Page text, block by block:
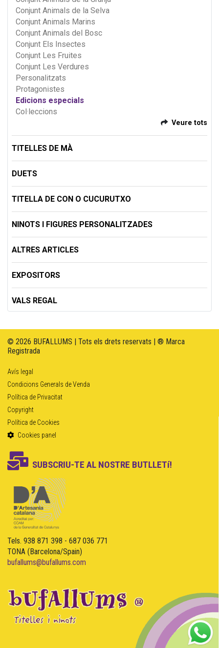
Conjunt Animals de la Selva
Conjunt Animals Marins
Conjunt Animals del Bosc
Conjunt Els Insectes
Conjunt Les Fruites
Conjunt Les Verdures
Personalitzats
Protagonistes
Edicions especials
Col·leccions
Veure tots
TITELLES DE MÀ
DUETS
TITELLA DE CON O CUCURUTXO
NINOTS I FIGURES PERSONALITZADES
ALTRES ARTICLES
EXPOSITORS
VALS REGAL
© 2026 BUFALLUMS | Tots els drets reservats | ® Marca
Registrada
Avís legal
Condicions Generals de Venda
Política de Privacitat
Copyright
Política de Cookies
Cookies panel
SUBSCRIU-TE AL NOSTRE BUTLLETí!
Tels. 938 871 398 - 687 036 771
TONA (Barcelona/Spain)
bufallums@bufallums.com